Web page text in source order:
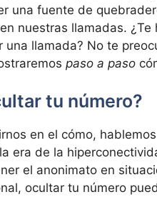
una fuente de
nuestras llamadas.
una llamada? No te
paso a paso
tu número?
en el cómo,
era de la
el anonimato en
ocultar tu número